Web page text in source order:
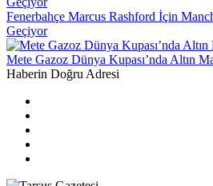
Fenerbahçe Marcus Rashford İçin
Geçiyor
Mete Gazoz Dünya Kupası’nda Altın
Haberin Doğru Adresi